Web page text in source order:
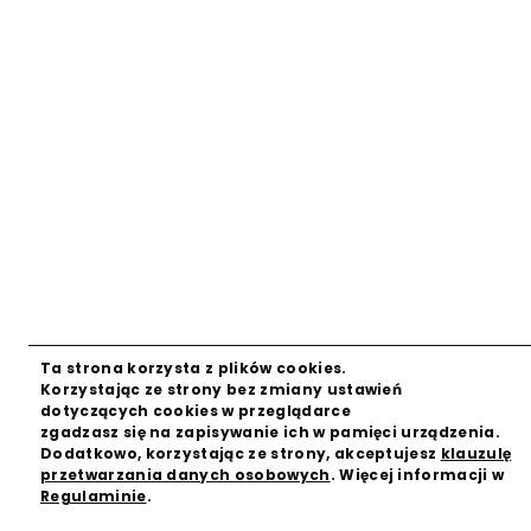
Ta strona korzysta z plików cookies.
Korzystając ze strony bez zmiany ustawień
dotyczących cookies w przeglądarce
zgadzasz się na zapisywanie ich w pamięci urządzenia.
Dodatkowo, korzystając ze strony, akceptujesz klauzulę
przetwarzania danych osobowych. Więcej informacji w
Regulaminie.